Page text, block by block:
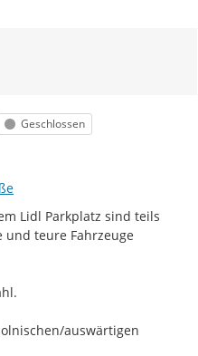
Status
Geschlossen
Lidl Parkplatz sind teils
und teure Fahrzeuge
auswärtigen